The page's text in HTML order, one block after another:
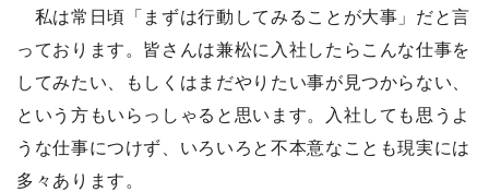
私は常日頃「まずは行動してみることが大事」だと言
っております。皆さんは兼松に入社したらこんな仕事を
してみたい、もしくはまだやりたい事が見つからない、
という方もいらっしゃると思います。入社しても思うよ
うな仕事につけず、いろいろと不本意なことも現実には
多々あります。